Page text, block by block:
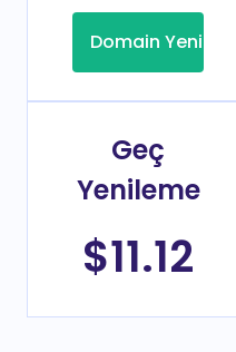
Domain Yenileme
Geç
Yenileme
$11.12